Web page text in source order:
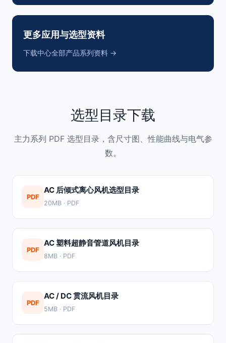
更多应用与选型资料
下载中心全部产品系列资料 →
选型目录下载
主力系列 PDF 选型目录，含尺寸图、性能曲线与电气参
数。
PDF
AC 后倾式离心风机选型目录
20MB · PDF
PDF
AC 塑料超静音管道风机目录
8MB · PDF
PDF
AC / DC 贯流风机目录
5MB · PDF